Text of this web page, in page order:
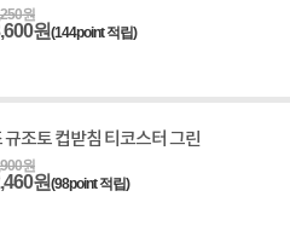
원
원(144point 적립)
조토 컵받침 티코스터 그린
원
원(98point 적립)